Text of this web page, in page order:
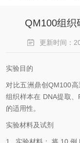
QM100组织
更新时间：
实验目的
对比五洲鼎创QM100
组织样本在 DNA提取
的适用性。
实验材料及试剂